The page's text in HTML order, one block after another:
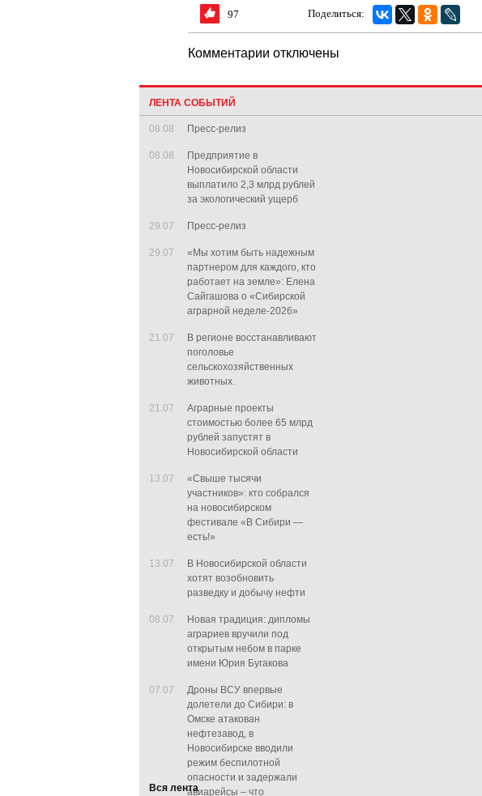
97 Поделиться:
Комментарии отключены
ЛЕНТА СОБЫТИЙ
08.08 Пресс-релиз
08.08
Предприятие в
Новосибирской области
выплатило 2,3 млрд рублей
за экологический ущерб
29.07 Пресс-релиз
29.07
«Мы хотим быть надежным
партнером для каждого, кто
работает на земле»: Елена
Сайгашова о «Сибирской
аграрной неделе-2026»
21.07
В регионе восстанавливают
поголовье
сельскохозяйственных
животных.
21.07
Аграрные проекты
стоимостью более 65 млрд
рублей запустят в
Новосибирской области
13.07
«Свыше тысячи
участников»: кто собрался
на новосибирском
фестивале «В Сибири —
есть!»
13.07
В Новосибирской области
хотят возобновить
разведку и добычу нефти
08.07
Новая традиция: дипломы
аграриев вручили под
открытым небом в парке
имени Юрия Бугакова
07.07
Дроны ВСУ впервые
долетели до Сибири: в
Омске атакован
нефтезавод, в
Новосибирске вводили
режим беспилотной
опасности и задержали
авиарейсы – что
Вся лента